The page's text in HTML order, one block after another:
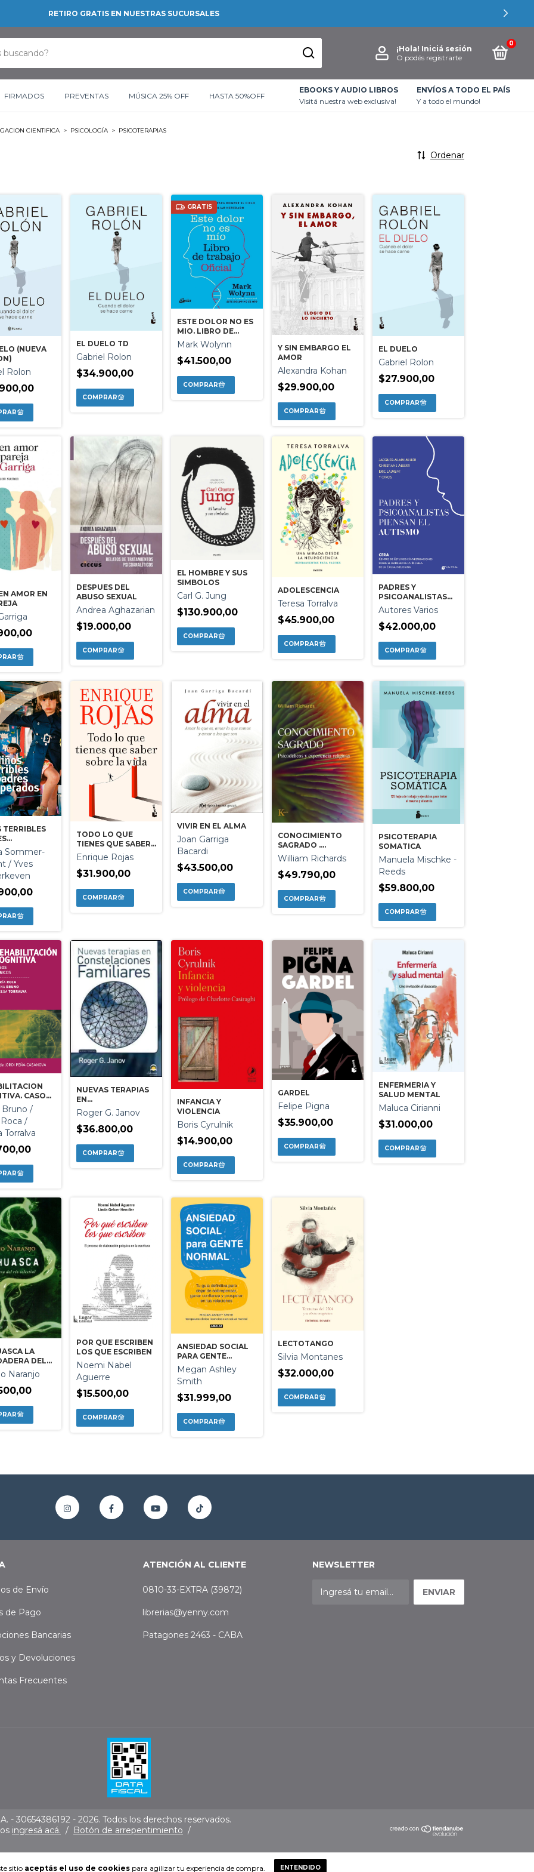
RETIRO GRATIS EN NUESTRAS SUCURSALES
¡Hola! Iniciá sesión
O podés registrarte
0
FIRMADOS PREVENTAS MÚSICA 25% OFF HASTA 50%OFF
EBOOKS Y AUDIO LIBROS
Visitá nuestra web exclusiva!
ENVÍOS A TODO EL PAÍS
Y a todo el mundo!
sitio aceptás el uso de cookiespara agilizar tu experiencia de compra. ENTENDIDO
CIENTIFICA > PSICOLOGÍA > PSICOTERAPIAS
Ordenar
(NUEVA
Rolon
EL DUELO TD
Gabriel Rolon
$34.900,00
GRATIS
ESTE DOLOR NO ES
MIO. LIBRO DE
TRABAJO OFICIAL
Mark Wolynn
$41.500,00
Y SIN EMBARGO EL
AMOR
Alexandra Kohan
$29.900,00
EL DUELO
Gabriel Rolon
$27.900,00
AMOR EN
DESPUES DEL
ABUSO SEXUAL
Andrea Aghazarian
$19.000,00
EL HOMBRE Y SUS
SIMBOLOS
Carl G. Jung
$130.900,00
ADOLESCENCIA
Teresa Torralva
$45.900,00
PADRES Y
PSICOANALISTAS
PIENSAN EL
AUTISMO
Autores Varios
$42.000,00
TERRIBLES
Sommer-
/ Yves
TODO LO QUE
TIENES QUE SABER
SOBRE LA VIDA
Enrique Rojas
$31.900,00
VIVIR EN EL ALMA
Joan Garriga
Bacardi
$43.500,00
CONOCIMIENTO
SAGRADO .
PSICODELICOS Y
EXPERIENCIA
RELIGIOSA
William Richards
$49.790,00
PSICOTERAPIA
SOMATICA
Manuela Mischke -
Reeds
$59.800,00
CASOS
Bruno /
/
Torralva
NUEVAS TERAPIAS
EN
CONSTELACIONES
FAMILIARES
Roger G. Janov
$36.800,00
INFANCIA Y
VIOLENCIA
Boris Cyrulnik
$14.900,00
GARDEL
Felipe Pigna
$35.900,00
ENFERMERIA Y
SALUD MENTAL
Maluca Cirianni
$31.000,00
LA
DEL
CRISTAL
Naranjo
POR QUE ESCRIBEN
LOS QUE ESCRIBEN
Noemi Nabel
Aguerre
$15.500,00
ANSIEDAD SOCIAL
PARA GENTE
NORMAL
Megan Ashley
Smith
$31.999,00
LECTOTANGO
Silvia Montanes
$32.000,00
de Envío
de Pago
Bancarias
y Devoluciones
Frecuentes
ATENCIÓN AL CLIENTE
0810-33-EXTRA (39872)
librerias@yenny.com
Patagones 2463 - CABA
NEWSLETTER
- 30654386192 - 2026. Todos los derechos reservados.
ingresá acá. / Botón de arrepentimiento /